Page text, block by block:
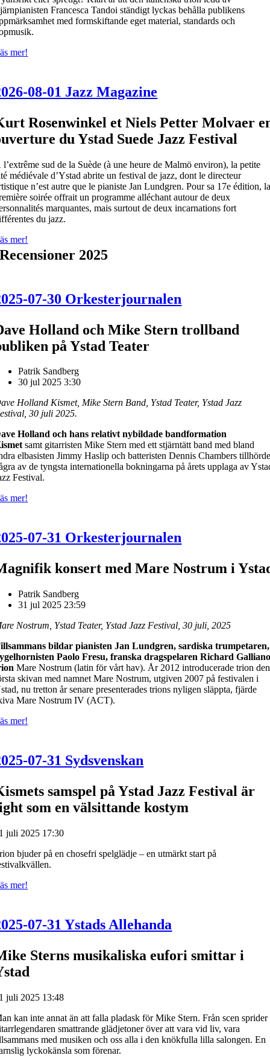
Francesca Tandoi ständigt lyckas behålla publikens
med formskiftande eget material, standards och
mer!
08-01 Jazz Magazine
Rosenwinkel et Niels Petter Molvaer
du Ystad Suede Jazz Festival
l’extrême sud de la Suède (à une heure de Malmö environ), la petite
médiévale d’Ystad abrite un festival de jazz, dont le directeur
n’est autre que le pianiste Jan Lundgren. Pour sa 17e édition,
soirée offrait un programme alléchant autour de deux
marquantes, mais surtout de deux incarnations fort
du jazz.
mer!
Recensioner 2025
07-30 Orkesterjournalen
Holland och Mike Stern trollband
på Ystad Teater
Patrik Sandberg
30 jul 2025 3:30
Holland Kismet, Mike Stern Band, Ystad Teater, Ystad Jazz
30 juli 2025.
Holland och hans relativt nybildade bandformation
samt gitarristen Mike Stern med ett stjärntätt band med bland
elbasisten Jimmy Haslip och batteristen Dennis Chambers
av de tyngsta internationella bokningarna på årets upplaga av
Festival.
mer!
07-31 Orkesterjournalen
konsert med Mare Nostrum i
Patrik Sandberg
31 jul 2025 23:59
Nostrum, Ystad Teater, Ystad Jazz Festival, 30 juli, 2025
bildar pianisten Jan Lundgren, sardiska trumpetaren,
Paolo Fresu, franska dragspelaren Richard
Mare Nostrum (latin för vårt hav). År 2012 introducerade trion den
skivan med namnet Mare Nostrum, utgiven 2007 på festivalen i
nu tretton år senare presenterades trions nyligen släppta, fjärde
Mare Nostrum IV (ACT).
mer!
07-31 Sydsvenskan
samspel på Ystad Jazz Festival är
som en välsittande kostym
juli 2025 17:30
bjuder på en chosefri spelglädje – en utmärkt start på
mer!
07-31 Ystads Allehanda
Sterns musikaliska eufori smittar i
juli 2025 13:48
kan inte annat än att falla pladask för Mike Stern. Från scen sprider
smattrande glädjetoner över att vara vid liv, vara
med musiken och oss alla i den knökfulla lilla salongen. En
lyckokänsla som förenar.